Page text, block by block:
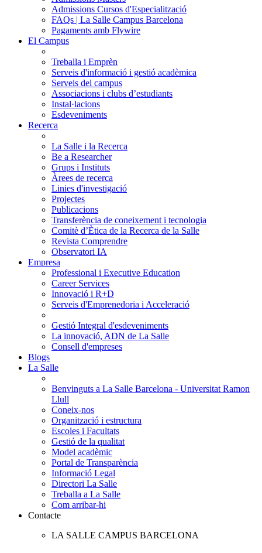
Admissions Cursos d'Especialització
FAQs | La Salle Campus Barcelona
Pagaments amb Flywire
El Campus
Treballa i Emprèn
Serveis d'informació i gestió acadèmica
Serveis del campus
Associacions i clubs d’estudiants
Instal·lacions
Esdeveniments
Recerca
La Salle i la Recerca
Be a Researcher
Grups i Instituts
Àrees de recerca
Linies d'investigació
Projectes
Publicacions
Transferència de coneixement i tecnologia
Comitè d’Ètica de la Recerca de la Salle
Revista Comprendre
Observatori IA
Empresa
Professional i Executive Education
Career Services
Innovació i R+D
Serveis d'Emprenedoria i Acceleració
Gestió Integral d'esdeveniments
La innovació, ADN de La Salle
Consell d'empreses
Blogs
La Salle
Benvinguts a La Salle Barcelona - Universitat Ramon
Llull
Coneix-nos
Organització i estructura
Escoles i Facultats
Gestió de la qualitat
Model acadèmic
Portal de Transparència
Informació Legal
Directori La Salle
Treballa a La Salle
Com arribar-hi
Contacte
LA SALLE CAMPUS BARCELONA